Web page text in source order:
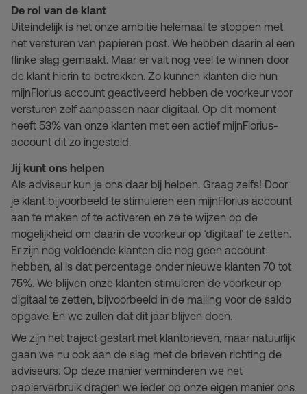
De rol van de klant
Uiteindelijk is het onze ambitie helemaal te stoppen met
het versturen van papieren post. We hebben daarin al een
flinke slag gemaakt. Maar er valt nog veel te winnen door
de klant hierin te betrekken. Zo kunnen klanten die hun
mijnFlorius account geactiveerd hebben de voorkeur voor
versturen zelf aanpassen naar digitaal. Op dit moment
heeft 53% van onze klanten met een actief mijnFlorius-
account dit zo ingesteld.
Jij kunt ons helpen
Als adviseur kun je ons daar bij helpen. Graag zelfs! Door
je klant bijvoorbeeld te stimuleren een mijnFlorius account
aan te maken of te activeren en ze te wijzen op de
mogelijkheid om daarin de voorkeur op ‘digitaal’ te zetten.
Er zijn nog voldoende klanten die nog geen account
hebben, al is dat percentage onder nieuwe klanten 70 tot
75%. We blijven onze klanten stimuleren de voorkeur op
digitaal te zetten, bijvoorbeeld in de mailing voor de saldo
opgave. En we zullen dat dit jaar blijven doen.
We zijn het traject gestart met klantbrieven, maar natuurlijk
gaan we nu ook aan de slag met de brieven richting de
adviseurs. Op deze manier verminderen we het
papierverbruik dragen we ieder op onze eigen manier ons